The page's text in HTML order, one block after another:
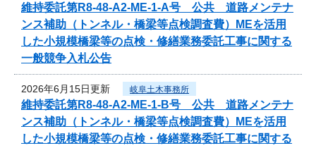
維持委託第R8-48-A2-ME-1-A号 公共 道路メンテナ
ンス補助（トンネル・橋梁等点検調査費）MEを活用
した小規模橋梁等の点検・修繕業務委託工事に関する
一般競争入札公告
2026年6月15日更新 岐阜土木事務所
維持委託第R8-48-A2-ME-1-B号 公共 道路メンテナ
ンス補助（トンネル・橋梁等点検調査費）MEを活用
した小規模橋梁等の点検・修繕業務委託工事に関する